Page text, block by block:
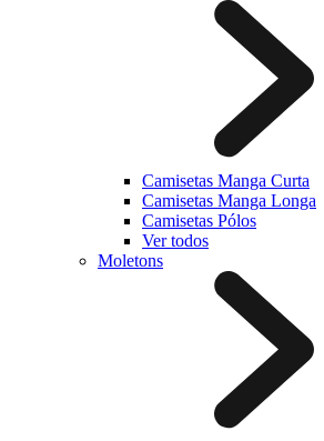
Camisetas Manga Curta
Camisetas Manga Longa
Camisetas Pólos
Ver todos
Moletons